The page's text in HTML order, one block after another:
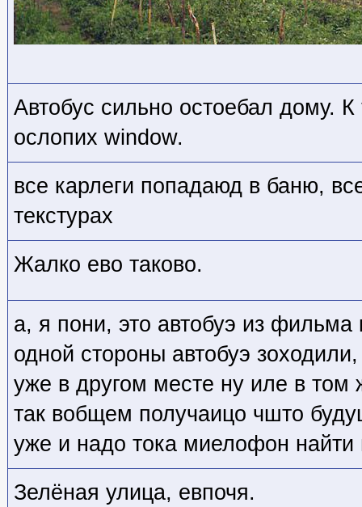
Автобус сильно остоебал дому.
ослопих window.
все карлеги попадаюд в баню,
текстурах
Жалко ево таково.
а, я пони, это автобуэ из
одной стороны автобуэ
уже в другом месте ну иле в том
так вобщем получаицо чшто
уже и надо тока миелофон найти
Зелёная улица, евпочя.